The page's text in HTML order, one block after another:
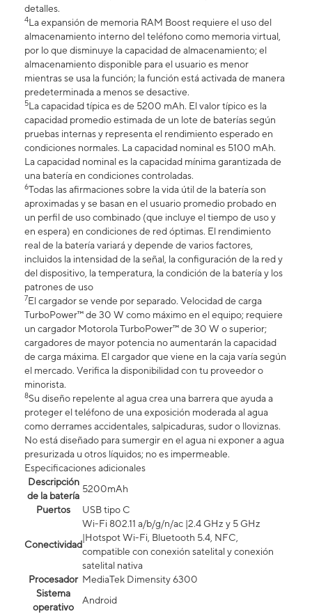
detalles.
4La expansión de memoria RAM Boost requiere el uso del
almacenamiento interno del teléfono como memoria virtual,
por lo que disminuye la capacidad de almacenamiento; el
almacenamiento disponible para el usuario es menor
mientras se usa la función; la función está activada de manera
predeterminada a menos se desactive.
5La capacidad típica es de 5200 mAh. El valor típico es la
capacidad promedio estimada de un lote de baterías según
pruebas internas y representa el rendimiento esperado en
condiciones normales. La capacidad nominal es 5100 mAh.
La capacidad nominal es la capacidad mínima garantizada de
una batería en condiciones controladas.
6Todas las afirmaciones sobre la vida útil de la batería son
aproximadas y se basan en el usuario promedio probado en
un perfil de uso combinado (que incluye el tiempo de uso y
en espera) en condiciones de red óptimas. El rendimiento
real de la batería variará y depende de varios factores,
incluidos la intensidad de la señal, la configuración de la red y
del dispositivo, la temperatura, la condición de la batería y los
patrones de uso
7El cargador se vende por separado. Velocidad de carga
TurboPower™ de 30 W como máximo en el equipo; requiere
un cargador Motorola TurboPower™ de 30 W o superior;
cargadores de mayor potencia no aumentarán la capacidad
de carga máxima. El cargador que viene en la caja varía según
el mercado. Verifica la disponibilidad con tu proveedor o
minorista.
8Su diseño repelente al agua crea una barrera que ayuda a
proteger el teléfono de una exposición moderada al agua
como derrames accidentales, salpicaduras, sudor o lloviznas.
No está diseñado para sumergir en el agua ni exponer a agua
presurizada u otros líquidos; no es impermeable.
Especificaciones adicionales
Descripción
de la batería
5200mAh
Puertos
USB tipo C
Conectividad
Wi-Fi 802.11 a/b/g/n/ac |2.4 GHz y 5 GHz
|Hotspot Wi-Fi, Bluetooth 5.4, NFC,
compatible con conexión satelital y conexión
satelital nativa
Procesador MediaTek Dimensity 6300
Sistema
operativo
Android